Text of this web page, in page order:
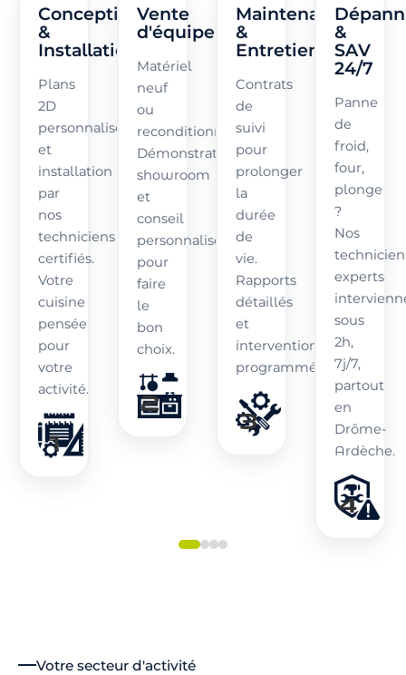
Conception
&
Installation
Plans
2D
personnalisés
et
installation
par
nos
techniciens
certifiés.
Votre
cuisine
pensée
pour
votre
activité.
Vente
d'équipements
Matériel
neuf
ou
reconditionné.
Démonstrations
showroom
et
conseil
personnalisé
pour
faire
le
bon
choix.
Maintenance
&
Entretien
Contrats
de
suivi
pour
prolonger
la
durée
de
vie.
Rapports
détaillés
et
interventions
programmées.
&
SAV
24/7
Panne
de
froid,
four,
plonge
?
Nos
experts
sous
2h,
7j/7,
partout
en
Drôme-
Ardèche.
Votre secteur d'activité